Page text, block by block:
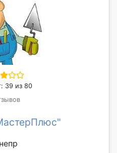
39 из 80